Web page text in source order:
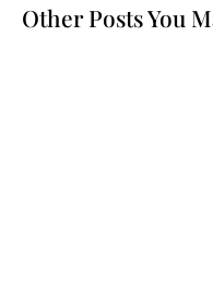
Other Posts You